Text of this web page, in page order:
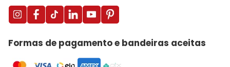
Formas de pagamento e bandeiras aceitas